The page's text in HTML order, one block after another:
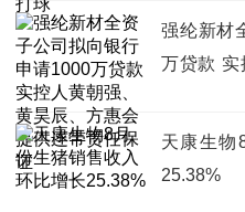
强纶新材
万贷款 实
天康生物
25.38%